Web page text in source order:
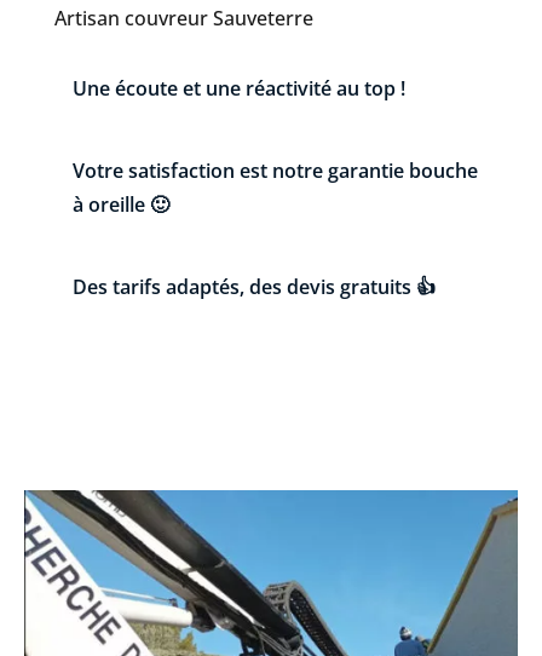
Artisan couvreur Sauveterre
Une écoute et une réactivité au top !
Votre satisfaction est notre garantie bouche
à oreille 🙂
Des tarifs adaptés, des devis gratuits 👍